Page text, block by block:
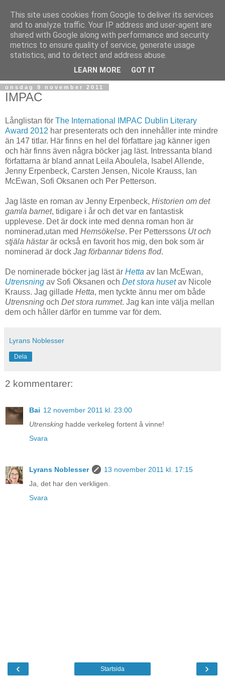
onsdag 9 november 2011
IMPAC
Långlistan för The International IMPAC Dublin Literary
Award 2012 har presenterats och den innehåller inte mindre
än 147 titlar. Här finns en hel del författare jag känner igen
och här finns även några böcker jag läst. Intressanta bland
författarna är bland annat Leila Aboulela, Isabel Allende,
Jenny Erpenbeck, Carsten Jensen, Nicole Krauss, Ian
McEwan, Sofi Oksanen och Per Petterson.
Jag läste en roman av Jenny Erpenbeck, Historien om det
gamla barnet, tidigare i år och det var en fantastisk
upplevese. Det är dock inte med denna roman hon är
nominerad,utan med Hemsökelse. Per Petterssons Ut och
stjäla hästarär också en favorit hos mig, den bok som är
nominerad är dock Jag förbannar tidens flod.
De nominerade böcker jag läst är Hetta av Ian McEwan,
Utrensning av Sofi Oksanen och Det stora husetav Nicole
Krauss. Jag gillade Hetta, men tyckte ännu mer om både
Utrensning och Det stora rummet. Jag kan inte välja mellan
dem och håller därför en tumme var för dem.
Lyrans Noblesser
Dela
2 kommentarer:
Bai 12 november 2011 kl. 23:00
Utrensking hadde verkeleg fortent å vinne!
Svara
Lyrans Noblesser
13 november 2011 kl. 17:15
Ja, det har den verkligen.
Svara
‹ ›
Startsida
This site uses cookies from Google to deliver its services
and to analyze traffic. Your IP address and user-agent are
shared with Google along with performance and security
metrics to ensure quality of service, generate usage
statistics, and to detect and address abuse.
LEARN MORE GOT IT